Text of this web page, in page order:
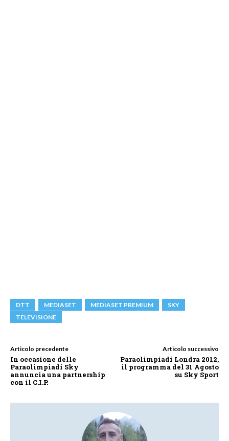
DTT MEDIASET MEDIASET PREMIUM
SKY
TELEVISIONE
Articolo precedente
In occasione delle
Paraolimpiadi Sky
annuncia una partnership
con il C.I.P.
Articolo successivo
Paraolimpiadi Londra 2012,
il programma del 31 Agosto
su Sky Sport